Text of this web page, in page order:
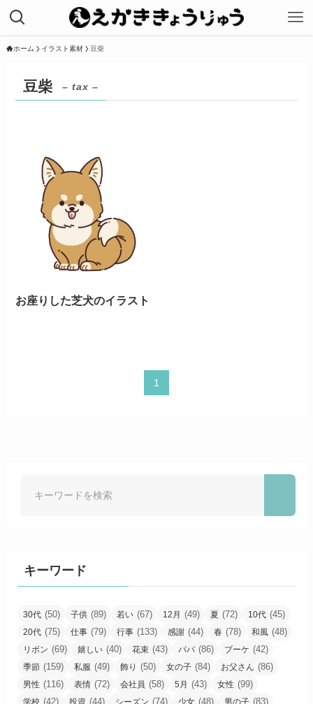
ホーム イラスト素材 豆柴
豆柴 – tax –
お座りした芝犬のイラスト
1
キーワード
30代 (50) 子供 (89) 若い (67) 12月 (49) 夏 (72) 10代 (45)
20代 (75) 仕事 (79) 行事 (133) 感謝 (44) 春 (78) 和風 (48)
リボン (69) 嬉しい (40) 花束 (43) パパ (86) ブーケ (42)
季節 (159) 私服 (49) 飾り (50) 女の子 (84) お父さん (86)
男性 (116) 表情 (72) 会社員 (58) 5月 (43) 女性 (99)
学校 (42) 投資 (44) シーズン (74) 少女 (48) 男の子 (83)